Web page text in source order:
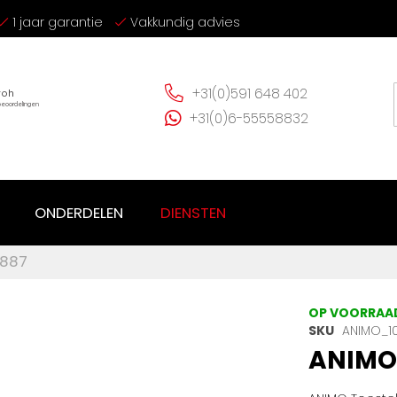
1 jaar garantie Vakkundig advies
+31(0)591 648 402
+31(0)6-55558832
ONDERDELEN DIENSTEN
OP
SKU